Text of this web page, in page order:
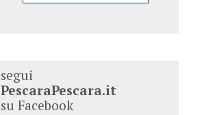
segui
PescaraPescara.it
su Facebook